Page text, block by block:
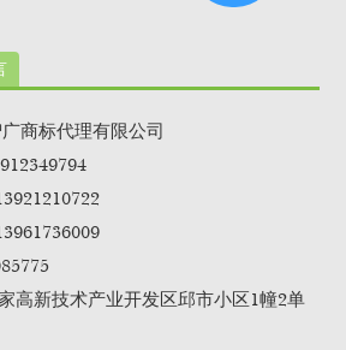
商标代理有限公司
高新技术产业开发区邱市小区1幢2单